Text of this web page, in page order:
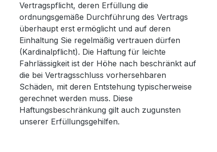
Vertragspflicht, deren Erfüllung die
ordnungsgemäße Durchführung des Vertrags
überhaupt erst ermöglicht und auf deren
Einhaltung Sie regelmäßig vertrauen dürfen
(Kardinalpflicht). Die Haftung für leichte
Fahrlässigkeit ist der Höhe nach beschränkt auf
die bei Vertragsschluss vorhersehbaren
Schäden, mit deren Entstehung typischerweise
gerechnet werden muss. Diese
Haftungsbeschränkung gilt auch zugunsten
unserer Erfüllungsgehilfen.